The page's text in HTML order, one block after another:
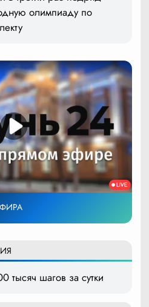
олимпиаду по
тысяч шагов за сутки